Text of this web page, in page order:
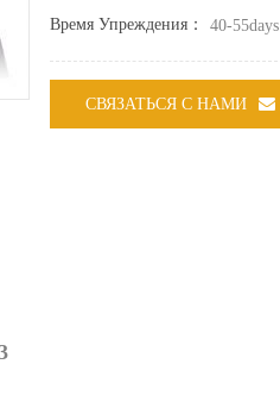
Время Упреждения： 40-55days
СВЯЗАТЬСЯ С НАМИ